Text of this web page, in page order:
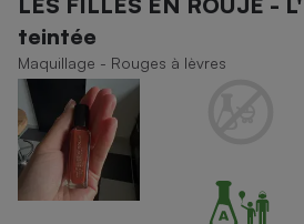
teintée
Maquillage - Rouges à lèvres